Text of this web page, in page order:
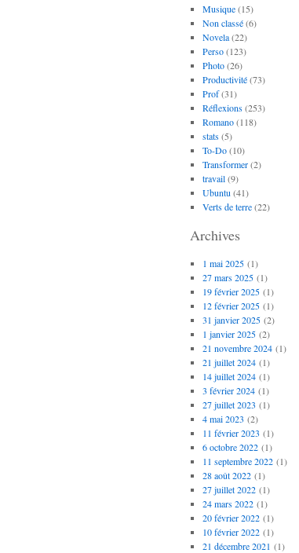
Musique(15)
Non classé(6)
Novela(22)
Perso(123)
Photo(26)
Productivité(73)
Prof(31)
Réflexions(253)
Romano(118)
stats(5)
To-Do(10)
Transformer(2)
travail(9)
Ubuntu (41)
Verts de terre(22)
Archives
1 mai 2025(1)
27 mars 2025(1)
19 février 2025(1)
12 février 2025(1)
31 janvier 2025(2)
1 janvier 2025(2)
21 novembre 2024(1)
21 juillet 2024(1)
14 juillet 2024(1)
3 février 2024(1)
27 juillet 2023 (1)
4 mai 2023 (2)
11 février 2023 (1)
6 octobre 2022(1)
11 septembre 2022(1)
28 août 2022(1)
27 juillet 2022(1)
24 mars 2022(1)
20 février 2022(1)
10 février 2022(1)
21 décembre 2021 (1)